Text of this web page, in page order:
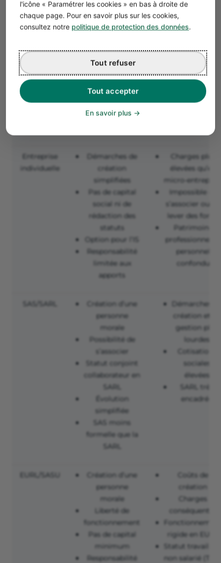
l'icône « Paramétrer les cookies » en bas à droite de
chaque page. Pour en savoir plus sur les cookies,
consultez notre politique de protection des données.
Tout accepter
Tout refuser
En savoir plus
Cotisations
sociales simples
(21,2 % du CA)
versement
fiscal libératoire
professionnels
Plafonds de
chiffre d’affaires
prestations de
services)
Peu de
protection
sociale
Entreprise
individuelle
Démarches de
création
simplifiées
Pas de capital
social ni de
rédaction des
statuts
Option pour l’IS
Responsabilité
limitée aux
apports
Charges plus
élevées qu’en
micro-
Impossible de
s’associer ou de
lever des fonds
Patrimoine
professionnel et
personnel
confondu
SAS/SARL
Création d’une
personne
morale
Possibilité de
s’associer
Statut conjoint
collaborateur en
SARL
Évolution
simplifiée
SAS moins
formelle que la
SARL
Démarches
création et de
gestion plus
lourdes
Cotisations
sociales
élevées
SARL très
encadrée
EURL/SASU
Création d’une
personne
morale
Liberté de
fonctionnement
Pas de capital
minimum
Responsabilité
Coûts de
création
Charges
conséquentes
rigide en EURL
Statut
non salarié